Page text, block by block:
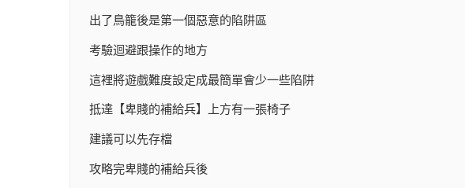
出了鳥籠後是第一個惡意的陷阱區
考驗迴避跟操作的地方
這裡將遊戲難度設定成最簡單會少一些陷阱
抵達【卑賤的補給兵】上方有一張椅子
建議可以先存檔
攻略完卑賤的補給兵後